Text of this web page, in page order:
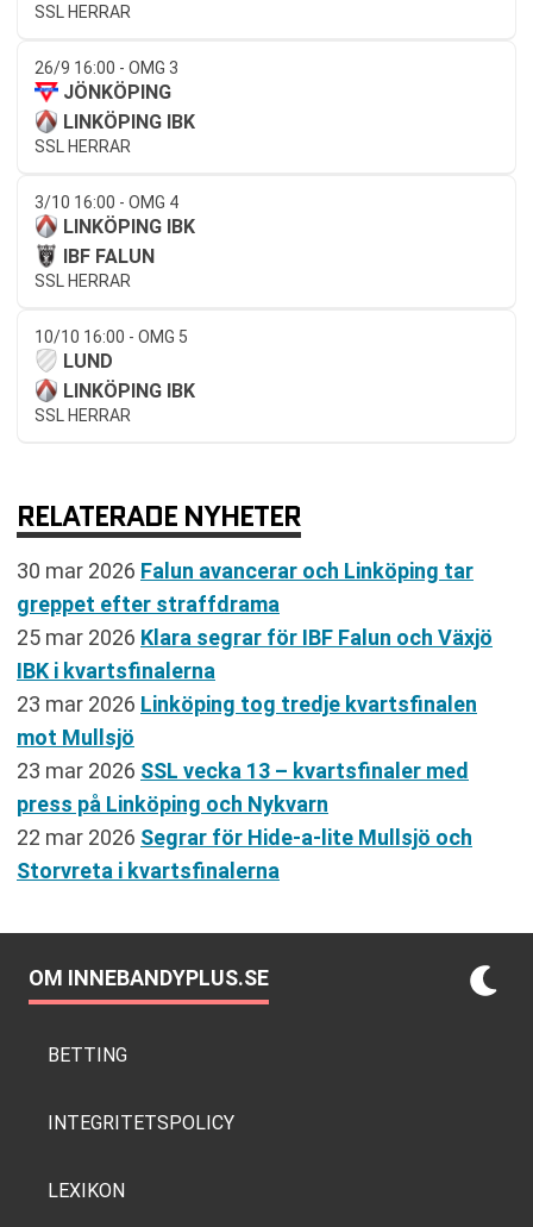
SSL HERRAR
26/9 16:00 - OMG 3
JÖNKÖPING
LINKÖPING IBK
SSL HERRAR
3/10 16:00 - OMG 4
LINKÖPING IBK
IBF FALUN
SSL HERRAR
10/10 16:00 - OMG 5
LUND
LINKÖPING IBK
SSL HERRAR
RELATERADE NYHETER
30 mar 2026 Falun avancerar och Linköping tar
greppet efter straffdrama
25 mar 2026 Klara segrar för IBF Falun och Växjö
IBK i kvartsfinalerna
23 mar 2026 Linköping tog tredje kvartsfinalen
mot Mullsjö
23 mar 2026 SSL vecka 13 – kvartsfinaler med
press på Linköping och Nykvarn
22 mar 2026 Segrar för Hide-a-lite Mullsjö och
Storvreta i kvartsfinalerna
OM INNEBANDYPLUS.SE
BETTING
INTEGRITETSPOLICY
LEXIKON